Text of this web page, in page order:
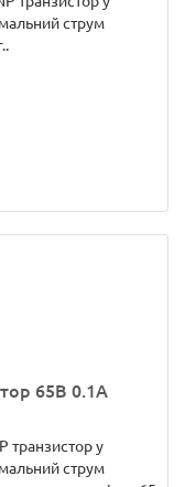
струм
65В 0.1А
транзистор у
струм